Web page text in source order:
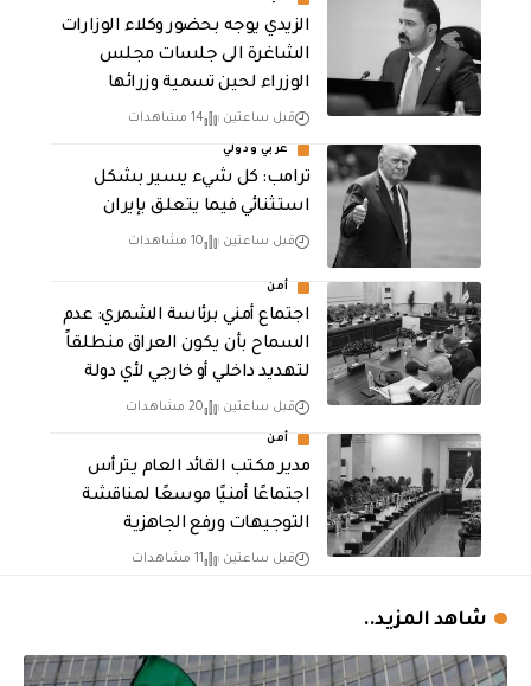
الزيدي يوجه بحضور وكلاء الوزارات
الشاغرة الى جلسات مجلس
الوزراء لحين تسمية وزرائها
قبل ساعتين 14 مشاهدات
عربي ودولي
ترامب: كل شيء يسير بشكل
استثنائي فيما يتعلق بإيران
قبل ساعتين 10 مشاهدات
أمن
اجتماع أمني برئاسة الشمري: عدم
السماح بأن يكون العراق منطلقاً
لتهديد داخلي أو خارجي لأي دولة
قبل ساعتين 20 مشاهدات
أمن
مدير مكتب القائد العام يترأس
اجتماعًا أمنيًا موسعًا لمناقشة
التوجيهات ورفع الجاهزية
قبل ساعتين 11 مشاهدات
شاهد المزيد..